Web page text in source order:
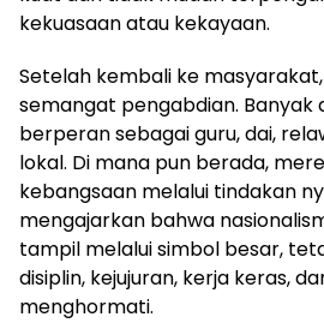
kekuasaan atau kekayaan.
Setelah kembali ke
semangat pengabdian. Banyak
berperan sebagai guru, dai,
lokal. Di mana pun berada,
kebangsaan melalui tindakan
mengajarkan bahwa
tampil melalui simbol besar,
disiplin, kejujuran, kerja keras,
menghormati.